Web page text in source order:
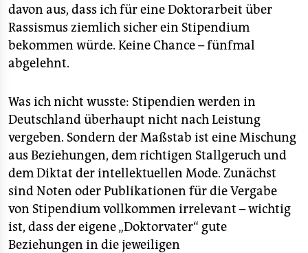
davon aus, dass ich für eine Doktorarbeit über
Rassismus ziemlich sicher ein Stipendium
bekommen würde. Keine Chance – fünfmal
abgelehnt.
Was ich nicht wusste: Stipendien werden in
Deutschland überhaupt nicht nach Leistung
vergeben. Sondern der Maßstab ist eine Mischung
aus Beziehungen, dem richtigen Stallgeruch und
dem Diktat der intellektuellen Mode. Zunächst
sind Noten oder Publikationen für die Vergabe
von Stipendium vollkommen irrelevant – wichtig
ist, dass der eigene „Doktorvater“ gute
Beziehungen in die jeweiligen